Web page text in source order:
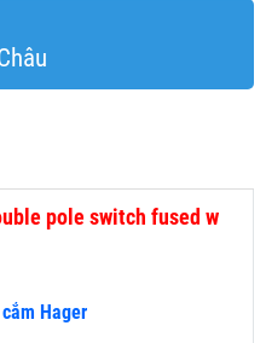
pole switch fused w
Hager